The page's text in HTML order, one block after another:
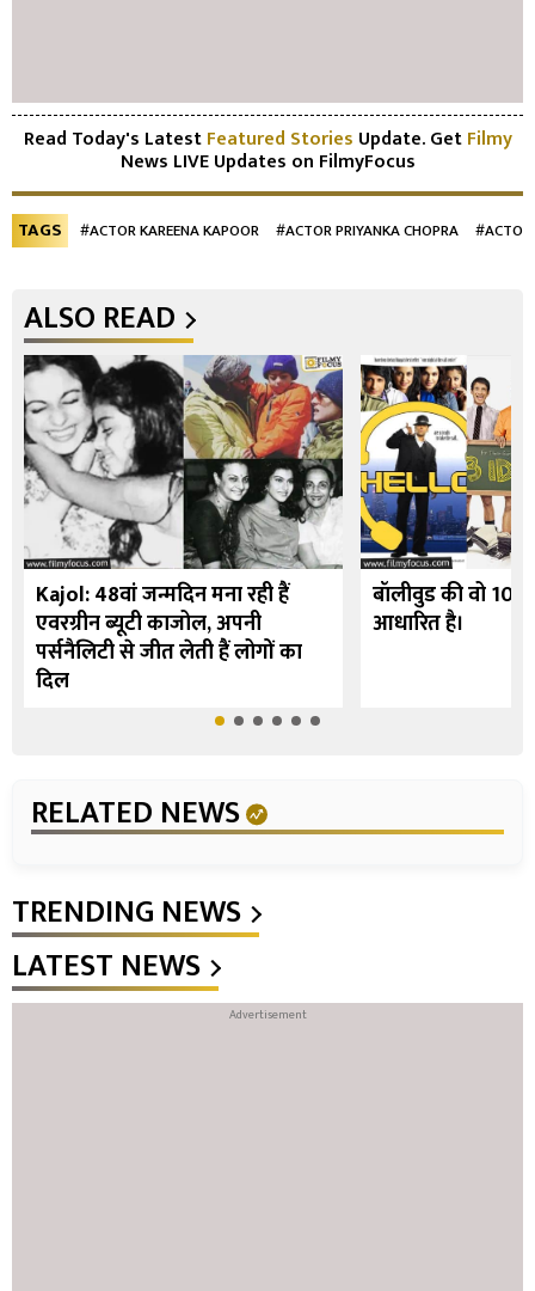
Read Today's LatestFeatured Stories Update. GetFilmy
News LIVE Updates on FilmyFocus
TAGS #ACTOR KAREENA KAPOOR #ACTOR PRIYANKA CHOPRA #ACTOR
ALSO READ
Kajol: 48वां जन्मदिन मना रही हैं
एवरग्रीन ब्यूटी काजोल, अपनी
पर्सनैलिटी से जीत लेती हैं लोगों का
दिल
बॉलीवुड की वो 10
आधारित है।
RELATED NEWS
TRENDING NEWS
LATEST NEWS